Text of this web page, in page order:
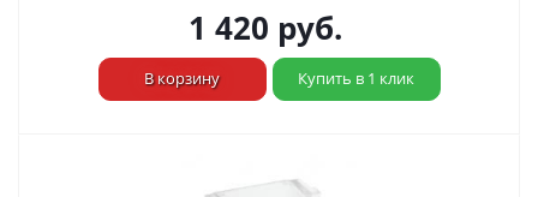
1 420 руб.
В корзину Купить в 1 клик